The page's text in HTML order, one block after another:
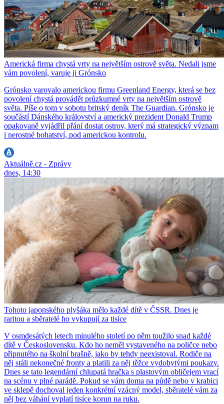
Americká firma chystá vrty na největším ostrově světa. Nedali jsme
vám povolení, varuje ji Grónsko
Grónsko varovalo americkou firmu Greenland Energy, která se bez
povolení chystá provádět průzkumné vrty na největším ostrově
světa. Píše o tom v sobotu britský deník The Guardian. Grónsko je
součástí Dánského království a americký prezident Donald Trump
opakovaně vyjádřil přání dostat ostrov, který má strategický význam
i nerostné bohatství, pod americkou kontrolu.
Aktuálně.cz - Zprávy
dnes, 14:30
Tohoto japonského plyšáka mělo každé dítě v ČSSR. Dnes je
raritou a sběratelé ho vykupují za tisíce
V osmdesátých letech minulého století po něm toužilo snad každé
dítě v Československu. Kdo ho neměl vystaveného na poličce nebo
připnutého na školní brašně, jako by tehdy neexistoval. Rodiče na
něj stáli nekonečné fronty a platili za něj těžce vydobytými poukazy.
Dnes se tato legendární chlupatá hračka s plastovým obličejem vrací
na scénu v plné parádě. Pokud se vám doma na půdě nebo v krabici
ve sklepě dochoval jeden konkrétní vzácný model, sběratelé vám za
něj bez váhání vyplatí tisíce korun na ruku.